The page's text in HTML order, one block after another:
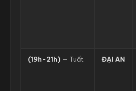
(19h-21h) — Tuất ĐẠI AN